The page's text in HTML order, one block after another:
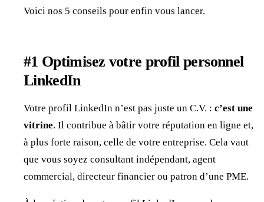
Voici nos 5 conseils pour enfin vous lancer.
#1 Optimisez votre profil personnel
LinkedIn
Votre profil LinkedIn n’est pas juste un C.V. : c’est une
vitrine. Il contribue à bâtir votre réputation en ligne et,
à plus forte raison, celle de votre entreprise. Cela vaut
que vous soyez consultant indépendant, agent
commercial, directeur financier ou patron d’une PME.